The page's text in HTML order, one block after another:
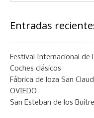
Entradas
Festival Internacional de
Coches clásicos
Fábrica de loza San
OVIEDO
San Esteban de los